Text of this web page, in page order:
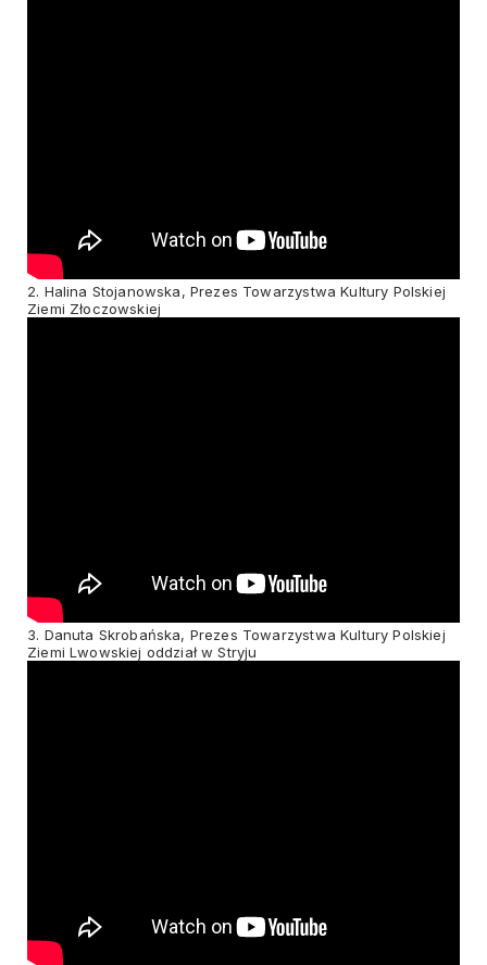
2. Halina Stojanowska, Prezes Towarzystwa Kultury Polskiej
Ziemi Złoczowskiej
3. Danuta Skrobańska, Prezes Towarzystwa Kultury Polskiej
Ziemi Lwowskiej oddział w Stryju